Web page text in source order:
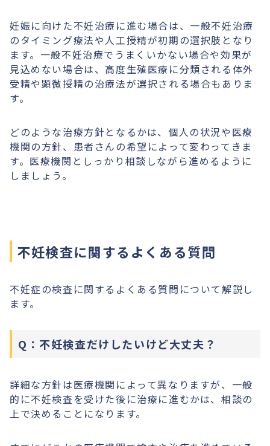
妊娠に向けた不妊治療に進む場合は、一般不妊治療
のタイミング療法や人工授精が初期の選択肢となり
ます。一般不妊治療でうまくいかない場合や効果が
見込めない場合は、高度生殖医療に分類される体外
受精や顕微授精の治療法が選択される場合もありま
す。
どのような治療方針となるかは、個人の状況や医療
機関の方針、患者さんの希望によって変わってきま
す。医療機関としっかり相談しながら進めるように
しましょう。
不妊検査に関するよくある質問
不妊症の検査に関するよくある質問について解説し
ます。
Q：不妊検査だけしたいけど大丈夫？
詳細な方針は医療機関によって異なりますが、一般
的に不妊検査を受けた後に治療に進むかは、相談の
上で決めることになります。